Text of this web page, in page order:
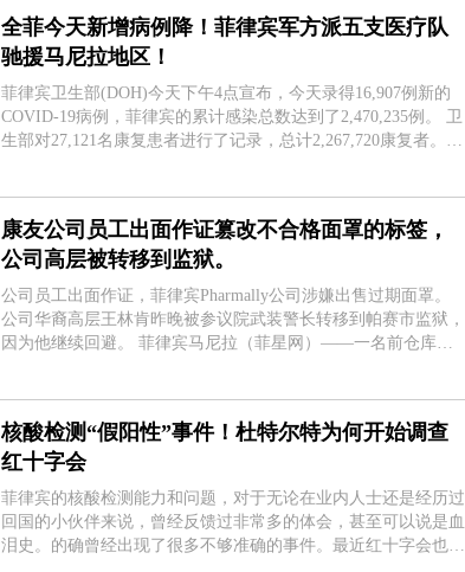
全菲今天新增病例降！菲律宾军方派五支医疗队
驰援马尼拉地区！
菲律宾卫生部(DOH)今天下午4点宣布，今天录得16,907例新的
COVID-19病例，菲律宾的累计感染总数达到了2,470,235例。 卫
生部对27,121名康复患者进行了记录，总计2,267,720康复者。
康友公司员工出面作证篡改不合格面罩的标签，
公司高层被转移到监狱。
公司员工出面作证，菲律宾Pharmally公司涉嫌出售过期面罩。
公司华裔高层王林肯昨晚被参议院武装警长转移到帕赛市监狱，
因为他继续回避。 菲律宾马尼拉（菲星网）——一名前仓库工
核酸检测“假阳性”事件！杜特尔特为何开始调查
红十字会
菲律宾的核酸检测能力和问题，对于无论在业内人士还是经历过
回国的小伙伴来说，曾经反馈过非常多的体会，甚至可以说是血
泪史。的确曾经出现了很多不够准确的事件。最近红十字会也出